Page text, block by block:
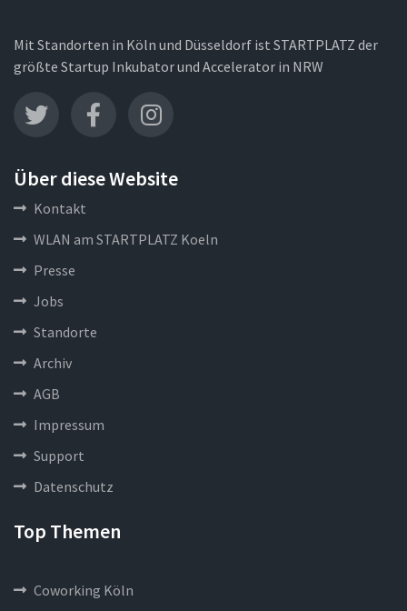
Mit Standorten in Köln und Düsseldorf ist STARTPLATZ der
größte Startup Inkubator und Accelerator in NRW
Über diese Website
Kontakt
WLAN am STARTPLATZ Koeln
Presse
Jobs
Standorte
Archiv
AGB
Impressum
Support
Datenschutz
Top Themen
Coworking Köln